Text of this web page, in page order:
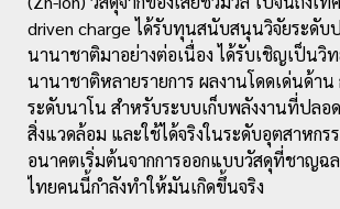
driven charge ได้รับทุนสนับสนุนวิจัยระดับ
นานาชาติมาอย่างต่อเนื่อง ได้รับเชิญเป็นวิท
นานาชาติหลายรายการ ผลงานโดดเด่นด้า
ระดับนาโน สำหรับระบบเก็บพลังงานที่ปลอ
สิ่งแวดล้อม และใช้ได้จริงในระดับอุตสาหกร
อนาคตเริ่มต้นจากการออกแบบวัสดุที่ชาญฉ
ไทยคนนี้กำลังทำให้มันเกิดขึ้นจริง